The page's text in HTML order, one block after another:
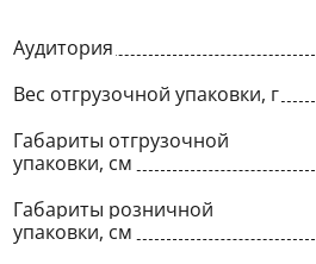
Аудитория
Вес отгрузочной упаковки, г
Габариты отгрузочной
упаковки, см
Габариты розничной
упаковки, см